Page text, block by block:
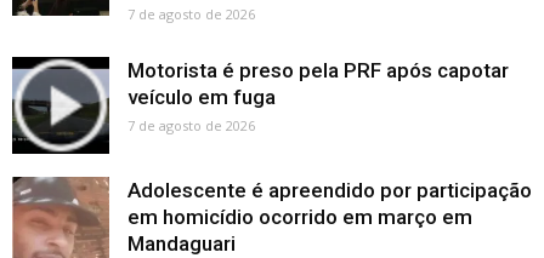
7 de agosto de 2026
Motorista é preso pela PRF após capotar
veículo em fuga
7 de agosto de 2026
Adolescente é apreendido por participação
em homicídio ocorrido em março em
Mandaguari